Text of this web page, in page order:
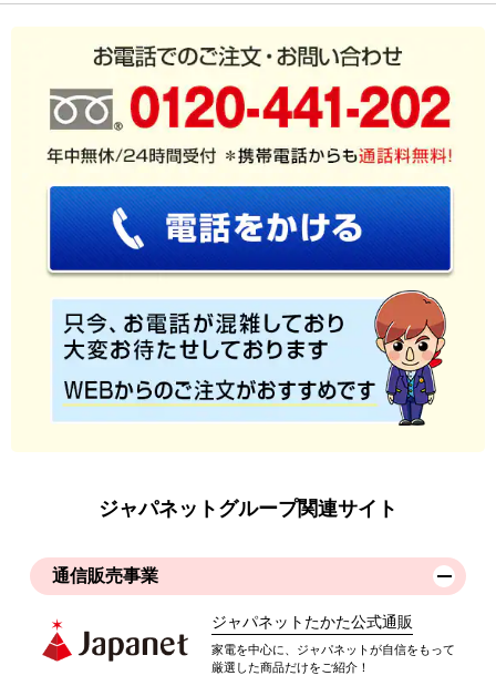
ジャパネットグループ関連サイト
通信販売事業
ジャパネットたかた公式通販
家電を中心に、ジャパネットが自信をもって
厳選した商品だけをご紹介！